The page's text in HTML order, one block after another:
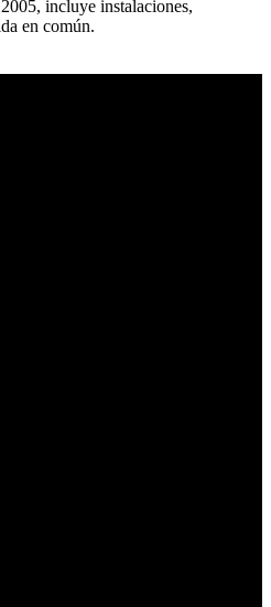
incluye instalaciones,
en común.